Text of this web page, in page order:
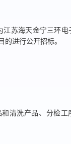
江苏海天金宁三环电
的进行公开招标。
清洗产品、分检工